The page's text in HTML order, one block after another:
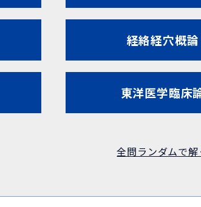
経絡経穴概論
東洋医学臨床
全問ランダムで解